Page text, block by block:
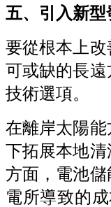
五、引入新
要從根本上
可或缺的長
技術選項。
在離岸太陽
下拓展本地
方面，電池
電所導致的